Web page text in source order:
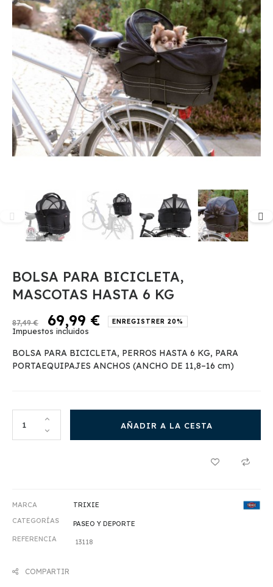
BOLSA PARA BICICLETA,
MASCOTAS HASTA 6 KG
87,49 € 69,99 € ENREGISTRER 20%
Impuestos incluidos
BOLSA PARA BICICLETA, PERROS HASTA 6 KG, PARA
PORTAEQUIPAJES ANCHOS (ANCHO DE 11,8–16 cm)
AÑADIR A LA CESTA
MARCA
TRIXIE
CATEGORÍAS
PASEO Y DEPORTE
REFERENCIA
13118
COMPARTIR